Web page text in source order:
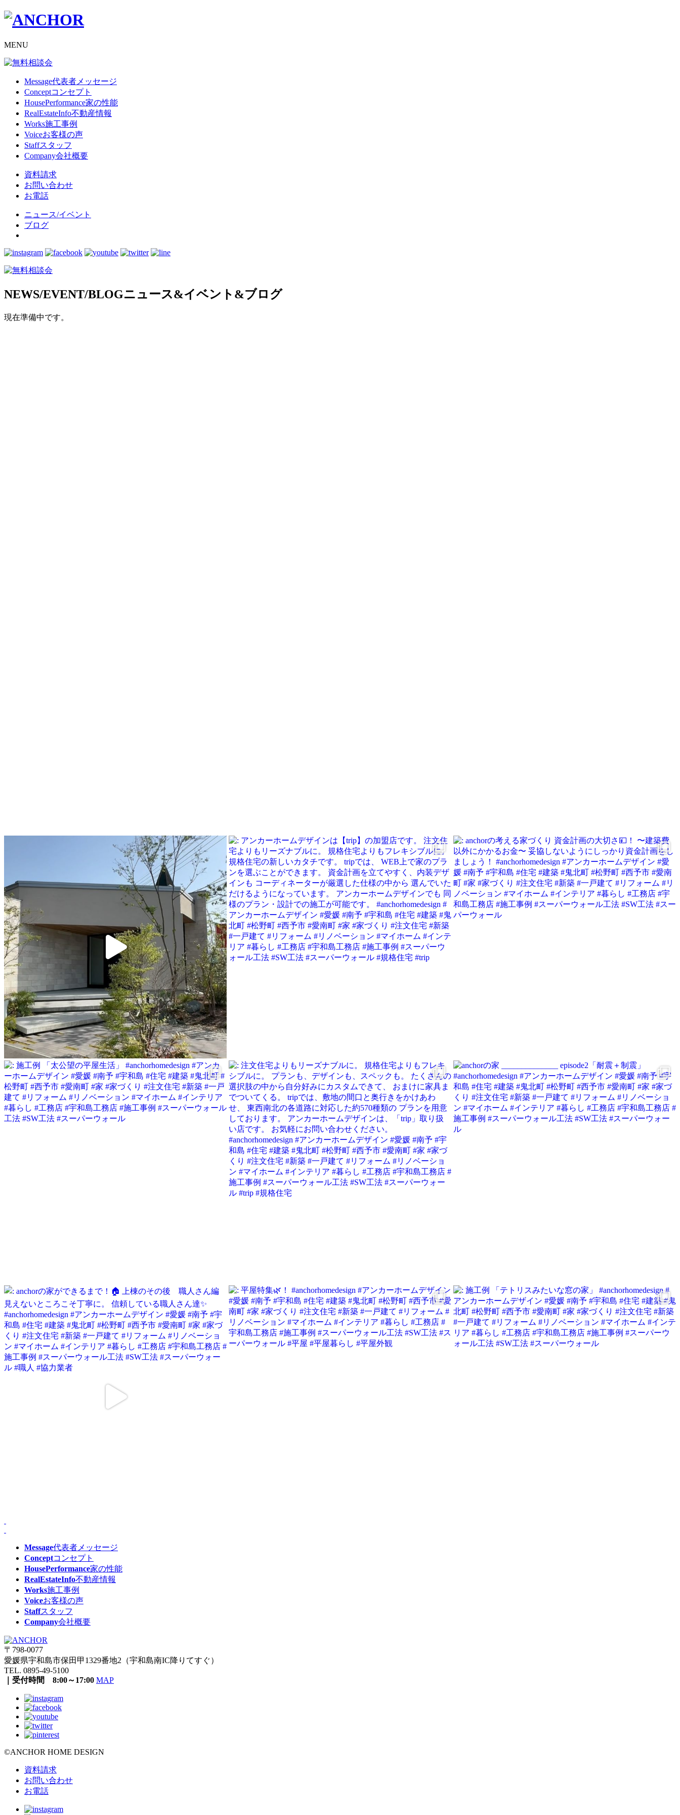
MENU
Message代表者メッセージ
Conceptコンセプト
HousePerformance家の性能
RealEstateInfo不動産情報
Works施工事例
Voiceお客様の声
Staffスタッフ
Company会社概要
資料請求
お問い合わせ
お電話
ニュース/イベント
ブログ
NEWS/EVENT/BLOGニュース&イベント&ブログ
現在準備中です。
Message代表者メッセージ
Conceptコンセプト
HousePerformance家の性能
RealEstateInfo不動産情報
Works施工事例
Voiceお客様の声
Staffスタッフ
Company会社概要
〒798-0077
愛媛県宇和島市保田甲1329番地2（宇和島南IC降りてすぐ）
TEL. 0895-49-5100
｜受付時間 8:00～17:00 MAP
©ANCHOR HOME DESIGN
資料請求
お問い合わせ
お電話